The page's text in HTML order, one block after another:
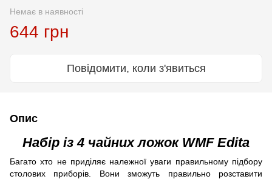
Немає в наявності
644 грн
Повідомити, коли з'явиться
Опис
Набір із 4 чайних ложок WMF Edita
Багато хто не приділяє належної уваги правильному підбору
столових приборів. Вони зможуть правильно розставити